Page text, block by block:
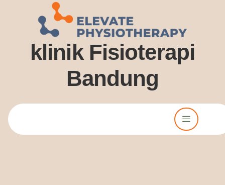
klinik Fisioterapi
Bandung